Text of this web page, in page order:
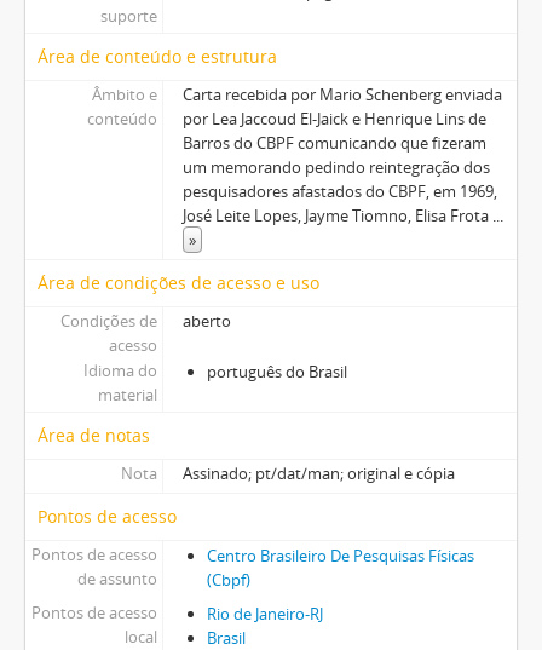
suporte
Área de conteúdo e estrutura
Âmbito e
conteúdo
Carta recebida por Mario Schenberg enviada
por Lea Jaccoud El-Jaick e Henrique Lins de
Barros do CBPF comunicando que fizeram
um memorando pedindo reintegração dos
pesquisadores afastados do CBPF, em 1969,
José Leite Lopes, Jayme Tiomno, Elisa Frota ...
»
Área de condições de acesso e uso
Condições de
acesso
aberto
Idioma do
material
português do Brasil
Área de notas
Nota Assinado; pt/dat/man; original e cópia
Pontos de acesso
Pontos de acesso
de assunto
Centro Brasileiro De Pesquisas Físicas
(Cbpf)
Pontos de acesso
local
Rio de Janeiro-RJ
Brasil